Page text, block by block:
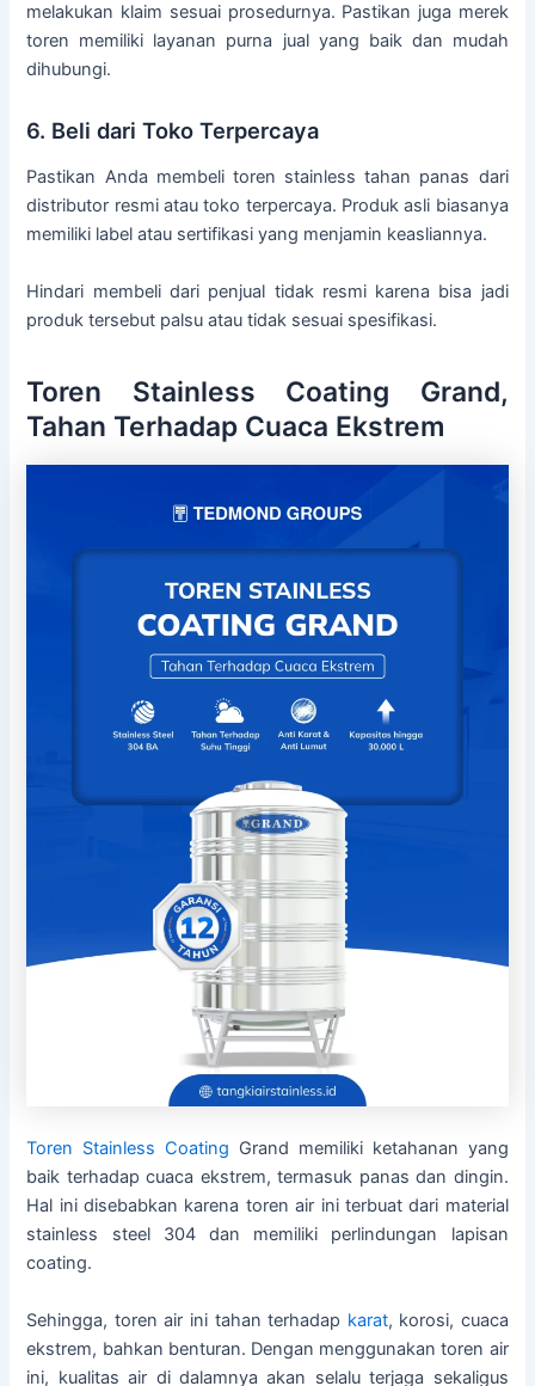
melakukan klaim sesuai prosedurnya. Pastikan juga merek
toren memiliki layanan purna jual yang baik dan mudah
dihubungi.
6. Beli dari Toko Terpercaya
Pastikan Anda membeli toren stainless tahan panas dari
distributor resmi atau toko terpercaya. Produk asli biasanya
memiliki label atau sertifikasi yang menjamin keasliannya.
Hindari membeli dari penjual tidak resmi karena bisa jadi
produk tersebut palsu atau tidak sesuai spesifikasi.
Toren Stainless Coating Grand,
Tahan Terhadap Cuaca Ekstrem
Toren Stainless Coating Grand memiliki ketahanan yang
baik terhadap cuaca ekstrem, termasuk panas dan dingin.
Hal ini disebabkan karena toren air ini terbuat dari material
stainless steel 304 dan memiliki perlindungan lapisan
coating.
Sehingga, toren air ini tahan terhadap karat, korosi, cuaca
ekstrem, bahkan benturan. Dengan menggunakan toren air
ini, kualitas air di dalamnya akan selalu terjaga sekaligus